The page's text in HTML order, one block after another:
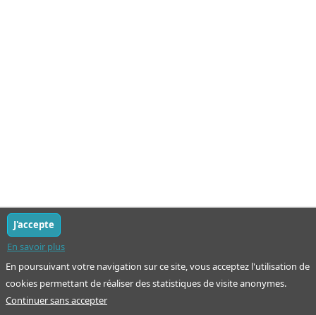
En poursuivant votre navigation sur ce site, vous acceptez l'utilisation de
cookies permettant de réaliser des statistiques de visite anonymes.
En savoir plus
J'accepte
Continuer sans accepter